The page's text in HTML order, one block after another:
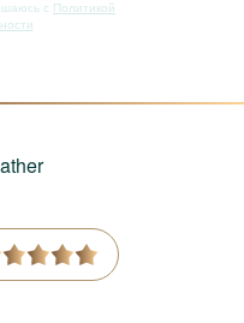
с Политикой